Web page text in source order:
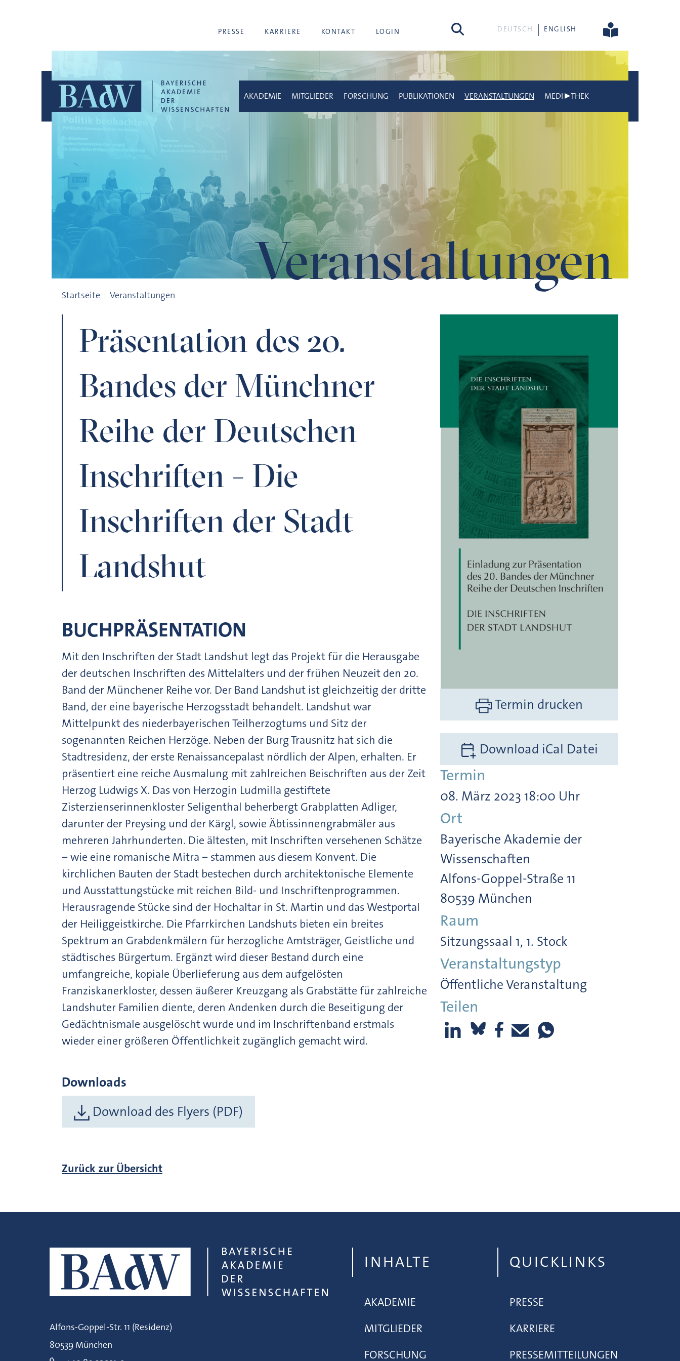
PRESSE KARRIERE KONTAKT LOGIN Suche DEUTSCH ENGLISH
Veranstaltungen
AKADEMIE MITGLIEDER FORSCHUNG PUBLIKATIONEN VERANSTALTUNGEN MEDI▶THEK
Startseite Veranstaltungen
Präsentation des 20.
Bandes der Münchner
Reihe der Deutschen
Inschriften - Die
Inschriften der Stadt
Landshut
BUCHPRÄSENTATION
Mit den Inschriften der Stadt Landshut legt das Projekt für die Herausgabe
der deutschen Inschriften des Mittelalters und der frühen Neuzeit den 20.
Band der Münchener Reihe vor. Der Band Landshut ist gleichzeitig der dritte
Band, der eine bayerische Herzogsstadt behandelt. Landshut war
Mittelpunkt des niederbayerischen Teilherzogtums und Sitz der
sogenannten Reichen Herzöge. Neben der Burg Trausnitz hat sich die
Stadtresidenz, der erste Renaissancepalast nördlich der Alpen, erhalten. Er
präsentiert eine reiche Ausmalung mit zahlreichen Beischriften aus der Zeit
Herzog Ludwigs X. Das von Herzogin Ludmilla gestiftete
Zisterzienserinnenkloster Seligenthal beherbergt Grabplatten Adliger,
darunter der Preysing und der Kärgl, sowie Äbtissinnengrabmäler aus
mehreren Jahrhunderten. Die ältesten, mit Inschriften versehenen Schätze
− wie eine romanische Mitra − stammen aus diesem Konvent. Die
kirchlichen Bauten der Stadt bestechen durch architektonische Elemente
und Ausstattungstücke mit reichen Bild- und Inschriftenprogrammen.
Herausragende Stücke sind der Hochaltar in St. Martin und das Westportal
der Heiliggeistkirche. Die Pfarrkirchen Landshuts bieten ein breites
Spektrum an Grabdenkmälern für herzogliche Amtsträger, Geistliche und
städtisches Bürgertum. Ergänzt wird dieser Bestand durch eine
umfangreiche, kopiale Überlieferung aus dem aufgelösten
Franziskanerkloster, dessen äußerer Kreuzgang als Grabstätte für zahlreiche
Landshuter Familien diente, deren Andenken durch die Beseitigung der
Gedächtnismale ausgelöscht wurde und im Inschriftenband erstmals
wieder einer größeren Öffentlichkeit zugänglich gemacht wird.
Downloads
Download des Flyers (PDF)
Termin drucken
Download iCal Datei
Termin
08. März 2023 18:00 Uhr
Ort
Bayerische Akademie der
Wissenschaften
Alfons-Goppel-Straße 11
80539 München
Raum
Sitzungssaal 1, 1. Stock
Veranstaltungstyp
Öffentliche Veranstaltung
Teilen
Zurück zur Übersicht
Alfons-Goppel-Str. 11 (Residenz)
80539 München
INHALTE
AKADEMIE
MITGLIEDER
FORSCHUNG
QUICKLINKS
PRESSE
KARRIERE
PRESSEMITTEILUNGEN